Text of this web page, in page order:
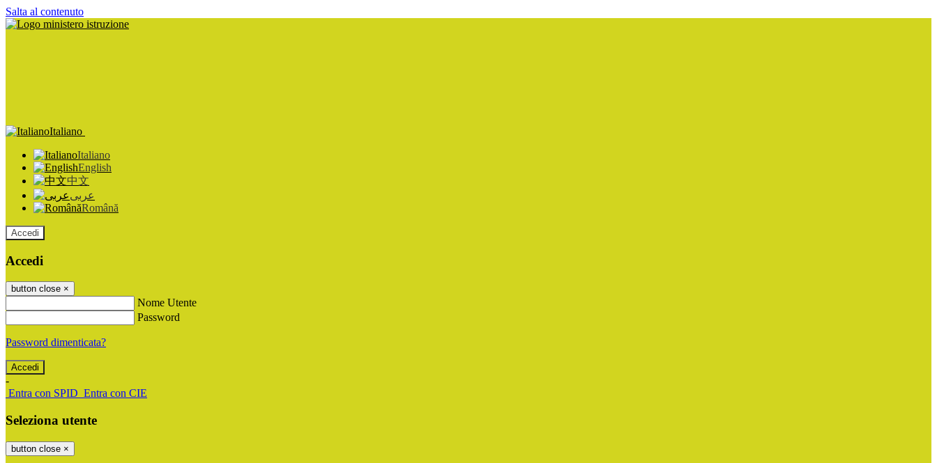
Salta al contenuto
Italiano
Italiano
English
中文
عربى
Română
Accedi
Accedi
button close ×
Nome Utente
Password
Password dimenticata?
-
Entra con SPID Entra con CIE
Seleziona utente
button close ×